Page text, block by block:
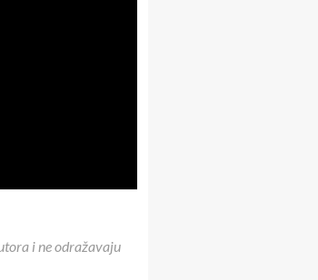
i ne odražavaju